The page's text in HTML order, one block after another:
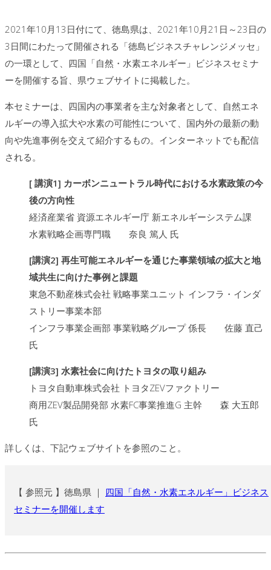
2021年10月13日付にて、徳島県は、2021年10月21日～23日の
3日間にわたって開催される「徳島ビジネスチャレンジメッセ」
の一環として、四国「自然・水素エネルギー」ビジネスセミナ
ーを開催する旨、県ウェブサイトに掲載した。
本セミナーは、四国内の事業者を主な対象者として、自然エネ
ルギーの導入拡大や水素の可能性について、国内外の最新の動
向や先進事例を交えて紹介するもの。インターネットでも配信
される。
[ 講演1] カーボンニュートラル時代における水素政策の今
後の方向性
経済産業省 資源エネルギー庁 新エネルギーシステム課
水素戦略企画専門職 奈良 篤人 氏
[講演2] 再生可能エネルギーを通じた事業領域の拡大と地
域共生に向けた事例と課題
東急不動産株式会社 戦略事業ユニット インフラ・インダ
ストリー事業本部
インフラ事業企画部 事業戦略グループ 係長 佐藤 直己
氏
[講演3] 水素社会に向けたトヨタの取り組み
トヨタ自動車株式会社 トヨタZEVファクトリー
商用ZEV製品開発部 水素FC事業推進G 主幹 森 大五郎
氏
詳しくは、下記ウェブサイトを参照のこと。
【 参照元 】徳島県 ｜ 四国「自然・水素エネルギー」ビジネス
セミナーを開催します